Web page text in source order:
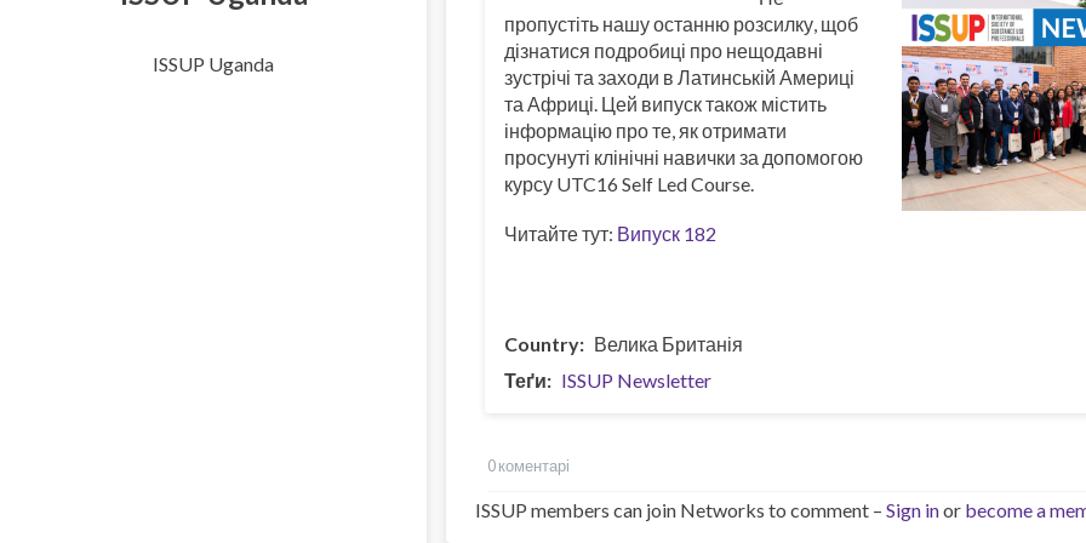
ISSUP Uganda
пропустіть нашу останню розсилку, щоб
дізнатися подробиці про нещодавні
зустрічі та заходи в Латинській Америці
та Африці. Цей випуск також містить
інформацію про те, як отримати
просунуті клінічні навички за допомогою
курсу UTC16 Self Led Course.
Читайте тут: Випуск 182
Country
Велика Британія
Теґи
ISSUP Newsletter
0 коментарі
ISSUP members can join Networks to comment – Sign inor become a